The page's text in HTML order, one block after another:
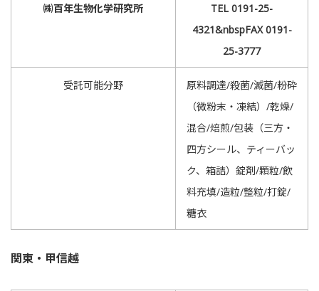
㈱百年生物化学研究所
TEL 0191-25-
4321&nbspFAX 0191-
25-3777
受託可能分野
原料調達/殺菌/滅菌/粉砕
（微粉末・凍結）/乾燥/
混合/焙煎/包装（三方・
四方シール、ティーバッ
ク、箱詰）錠剤/顆粒/飲
料充填/造粒/整粒/打錠/
糖衣
関東・甲信越